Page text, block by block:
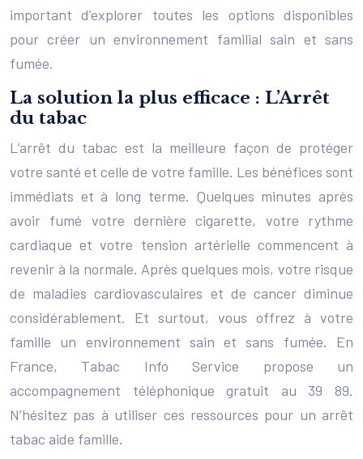
important d’explorer toutes les options disponibles
pour créer un environnement familial sain et sans
fumée.
La solution la plus efficace : L’Arrêt
du tabac
L’arrêt du tabac est la meilleure façon de protéger
votre santé et celle de votre famille. Les bénéfices sont
immédiats et à long terme. Quelques minutes après
avoir fumé votre dernière cigarette, votre rythme
cardiaque et votre tension artérielle commencent à
revenir à la normale. Après quelques mois, votre risque
de maladies cardiovasculaires et de cancer diminue
considérablement. Et surtout, vous offrez à votre
famille un environnement sain et sans fumée. En
France, Tabac Info Service propose un
accompagnement téléphonique gratuit au 39 89.
N’hésitez pas à utiliser ces ressources pour un arrêt
tabac aide famille.